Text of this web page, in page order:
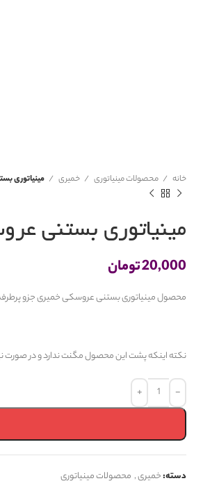
خانه محصولات مینیاتوری خمیری مینیاتوری
مینیاتوری بستنی
20,000تومان
محصول مینیاتوری بستنی عروسکی خمیری جزو
نکته اینکه پشت این محصول مگنت ندارد و در صورت
دسته:خمیری, محصولات مینیاتوری